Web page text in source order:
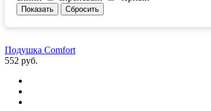
Подушка Comfort
552 руб.